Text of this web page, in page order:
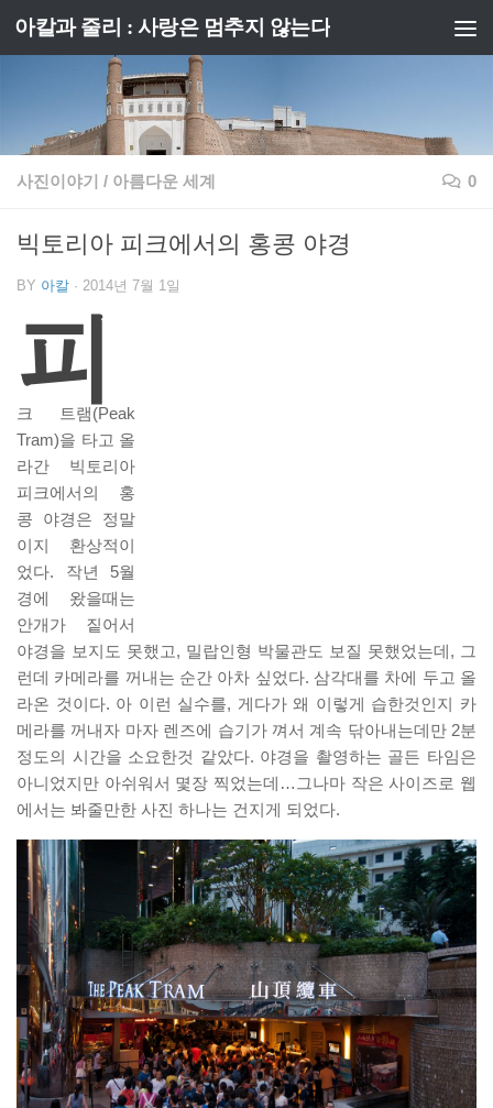
Skip to content
아칼과 줄리 : 사랑은 멈추지 않는다
사진이야기 / 아름다운 세계 0
빅토리아 피크에서의 홍콩 야경
BY 아칼 · 2014년 7월 1일
피
크 트램(Peak
Tram)을 타고 올
라간 빅토리아
피크에서의 홍
콩 야경은 정말
이지 환상적이
었다. 작년 5월
경에 왔을때는
안개가 짙어서
야경을 보지도 못했고, 밀랍인형 박물관도 보질 못했었는데, 그
런데 카메라를 꺼내는 순간 아차 싶었다. 삼각대를 차에 두고 올
라온 것이다. 아 이런 실수를, 게다가 왜 이렇게 습한것인지 카
메라를 꺼내자 마자 렌즈에 습기가 껴서 계속 닦아내는데만 2분
정도의 시간을 소요한것 같았다. 야경을 촬영하는 골든 타임은
아니었지만 아쉬워서 몇장 찍었는데…그나마 작은 사이즈로 웹
에서는 봐줄만한 사진 하나는 건지게 되었다.